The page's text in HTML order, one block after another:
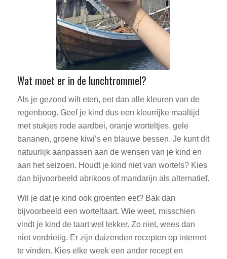
Wat moet er in de lunchtrommel?
Als je gezond wilt eten, eet dan alle kleuren van de
regenboog. Geef je kind dus een kleurrijke maaltijd
met stukjes rode aardbei, oranje worteltjes, gele
bananen, groene kiwi’s en blauwe bessen. Je kunt dit
natuurlijk aanpassen aan de wensen van je kind en
aan het seizoen. Houdt je kind niet van wortels? Kies
dan bijvoorbeeld abrikoos of mandarijn als alternatief.
Wil je dat je kind ook groenten eet? Bak dan
bijvoorbeeld een worteltaart. Wie weet, misschien
vindt je kind de taart wel lekker. Zo niet, wees dan
niet verdrietig. Er zijn duizenden recepten op internet
te vinden. Kies elke week een ander recept en